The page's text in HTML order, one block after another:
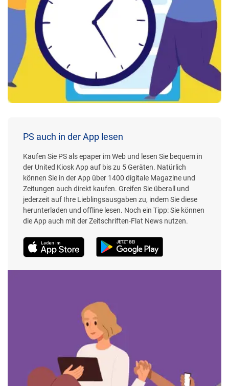
PS auch in der App lesen
Kaufen Sie PS als epaper im Web und lesen Sie bequem in
der United Kiosk App auf bis zu 5 Geräten. Natürlich
können Sie in der App über 1400 digitale Magazine und
Zeitungen auch direkt kaufen. Greifen Sie überall und
jederzeit auf Ihre Lieblingsausgaben zu, indem Sie diese
herunterladen und offline lesen. Noch ein Tipp: Sie können
die App auch mit der Zeitschriften-Flat News nutzen.